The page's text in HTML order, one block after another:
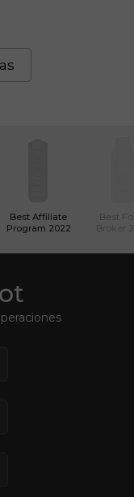
Best Affiliate
Program 2022